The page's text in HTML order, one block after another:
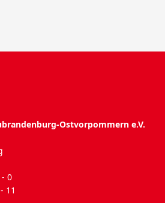
Ostvorpommern e.V.
- 0
11